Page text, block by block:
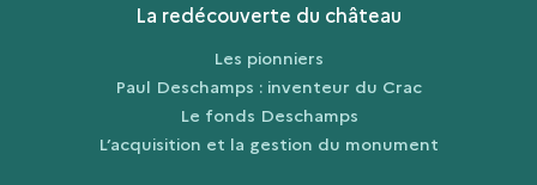
La redécouverte du château
Les pionniers
Paul Deschamps : inventeur du Crac
Le fonds Deschamps
L’acquisition et la gestion du monument